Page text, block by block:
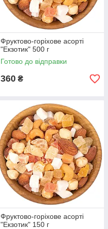
Фруктово-горіхове асорті
"Екзотик" 500 г
Готово до відправки
360 ₴
Фруктово-горіхове асорті
"Екзотик" 150 г